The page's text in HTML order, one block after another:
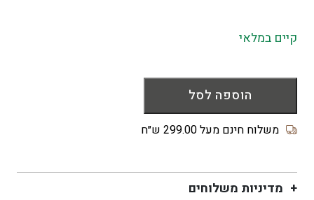
קיים במלאי
שורה
שיש
אותך
הוספה לסל
משלוח חינם מעל 299.00 ש״ח
מדיניות משלוחים